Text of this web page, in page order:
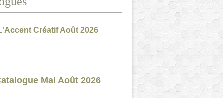
Créatif Août 2026
Mai Août 2026